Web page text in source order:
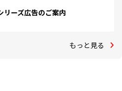
リーズ広告のご案内
もっと見る